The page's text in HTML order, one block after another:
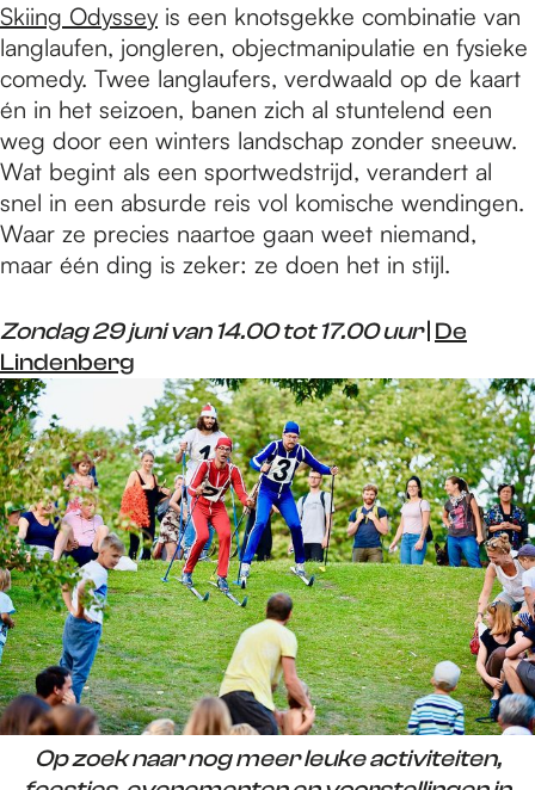
Skiing Odyssey is een knotsgekke combinatie van
langlaufen, jongleren, objectmanipulatie en fysieke
comedy. Twee langlaufers, verdwaald op de kaart
én in het seizoen, banen zich al stuntelend een
weg door een winters landschap zonder sneeuw.
Wat begint als een sportwedstrijd, verandert al
snel in een absurde reis vol komische wendingen.
Waar ze precies naartoe gaan weet niemand,
maar één ding is zeker: ze doen het in stijl.
Zondag 29 juni van 14.00 tot 17.00 uur De
Lindenberg
Op zoek naar nog meer leuke activiteiten,